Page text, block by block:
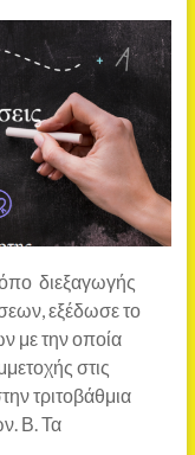
διεξαγωγής
εξέδωσε το
με την οποία
στις
τριτοβάθμια
Β. Τα